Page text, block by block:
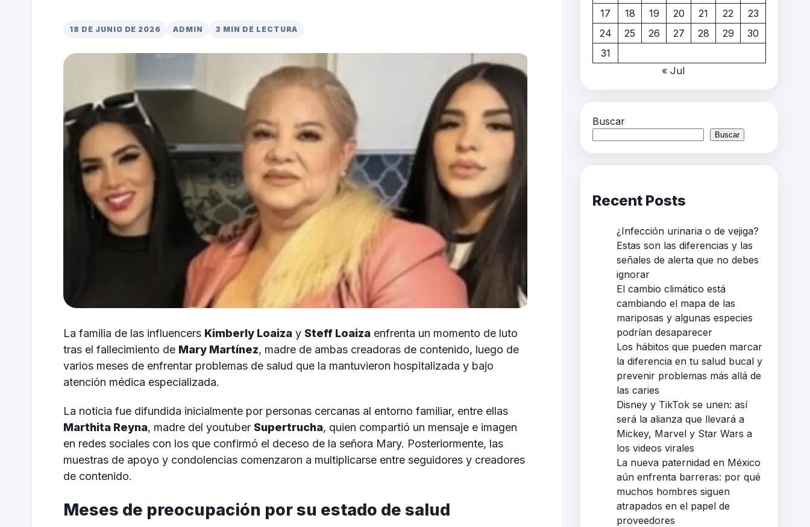
18 DE JUNIO DE 2026 ADMIN 3 MIN DE LECTURA
La familia de las influencers Kimberly Loaiza y Steff Loaiza enfrenta un momento de luto
tras el fallecimiento de Mary Martínez, madre de ambas creadoras de contenido, luego de
varios meses de enfrentar problemas de salud que la mantuvieron hospitalizada y bajo
atención médica especializada.
La noticia fue difundida inicialmente por personas cercanas al entorno familiar, entre ellas
Marthita Reyna, madre del youtuber Supertrucha, quien compartió un mensaje e imagen
en redes sociales con los que confirmó el deceso de la señora Mary. Posteriormente, las
muestras de apoyo y condolencias comenzaron a multiplicarse entre seguidores y creadores
de contenido.
Meses de preocupación por su estado de salud
17
18 19 20 21 22
23
24
25 26 27 28 29
30
31
« Jul
Buscar
Buscar
Recent Posts
¿Infección urinaria o de vejiga?
Estas son las diferencias y las
señales de alerta que no debes
ignorar
El cambio climático está
cambiando el mapa de las
mariposas y algunas especies
podrían desaparecer
Los hábitos que pueden marcar
la diferencia en tu salud bucal y
prevenir problemas más allá de
las caries
Disney y TikTok se unen: así
será la alianza que llevará a
Mickey, Marvel y Star Wars a
los videos virales
La nueva paternidad en México
aún enfrenta barreras: por qué
muchos hombres siguen
atrapados en el papel de
proveedores